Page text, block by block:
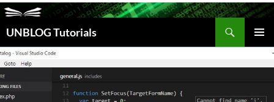
UNBLOG Tutorials
Suchen
INHALT
SPRINGEN